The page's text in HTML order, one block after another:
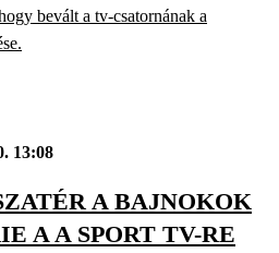
bevált a tv-csatornának a
13:08
A BAJNOKOK
A A SPORT TV-RE